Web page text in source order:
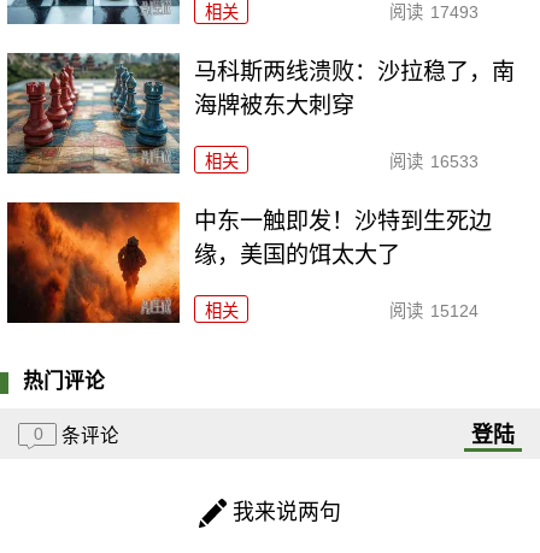
相关 阅读 17493
马科斯两线溃败：沙拉稳了，南
海牌被东大刺穿
相关 阅读 16533
中东一触即发！沙特到生死边
缘，美国的饵太大了
相关 阅读 15124
热门评论
0 条评论 登陆
我来说两句